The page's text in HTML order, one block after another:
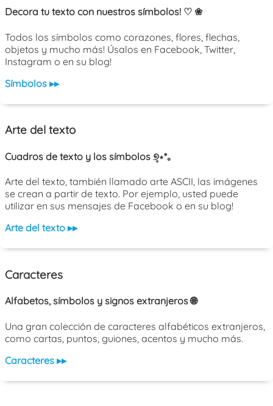
Decora tu texto con nuestros símbolos! ♡ ❀
Todos los símbolos como corazones, flores, flechas,
objetos y mucho más! Úsalos en Facebook, Twitter,
Instagram o en su blog!
Símbolos ▸▸
Arte del texto
Cuadros de texto y los símbolos ୭̥⋆*｡
Arte del texto, también llamado arte ASCII, las imágenes
se crean a partir de texto. Por ejemplo, usted puede
utilizar en sus mensajes de Facebook o en su blog!
Arte del texto ▸▸
Caracteres
Alfabetos, símbolos y signos extranjeros 🌐
Una gran colección de caracteres alfabéticos extranjeros,
como cartas, puntos, guiones, acentos y mucho más.
Caracteres ▸▸